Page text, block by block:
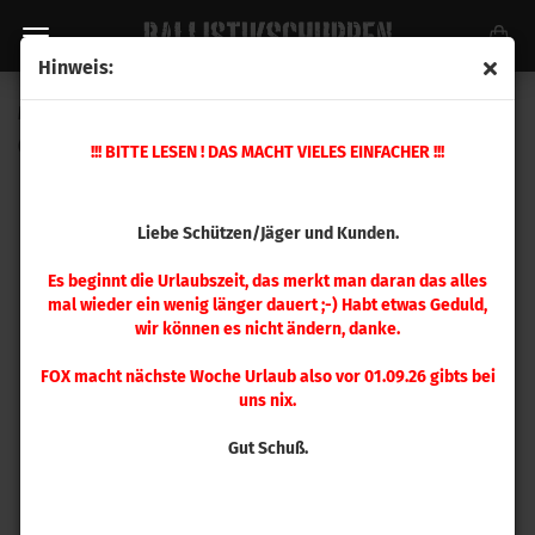
Hinweis:
!!! BITTE LESEN ! DAS MACHT VIELES EINFACHER !!!
Liebe Schützen/Jäger und Kunden.
Es beginnt die Urlaubszeit, das merkt man daran das alles
mal wieder ein wenig länger dauert ;-) Habt etwas Geduld,
wir können es nicht ändern, danke.
FOX macht nächste Woche Urlaub also vor 01.09.26 gibts bei
uns nix.
Gut Schuß.
Magpul SGA® Stock - Mossberg® 500/590/590A1 BLK
MAG490-BLK)